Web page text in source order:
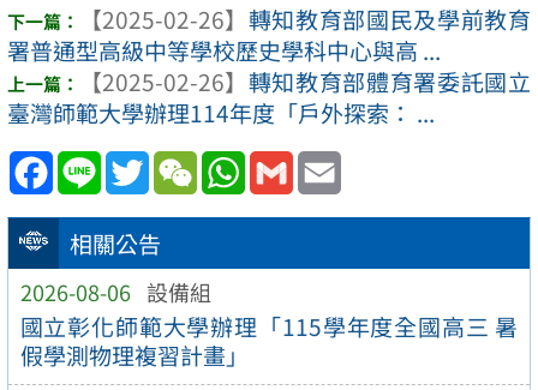
相關公告
2026-08-06 設備組
國立彰化師範大學辦理「115學年度全國高三 暑
假學測物理複習計畫」
【2025-02-26】 轉知教育部國民及學前教育
署普通型高級中等學校歷史學科中心與高 ...
【2025-02-26】 轉知教育部體育署委託國立
臺灣師範大學辦理114年度「戶外探索： ...
Facebook
Line TwitterWeChatWhatsApp
Gmail